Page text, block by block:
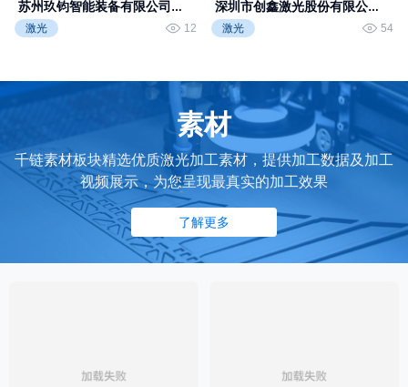
苏州玖钧智能装备有限公司专
访-2025中国光博会
激光 12
深圳市创鑫激光股份有限公司
专访-2025中国光博会
激光 54
素材
千链素材板块精选优质激光加工素材，提供加工数据及加工
视频展示，为您呈现最真实的加工效果
了解更多